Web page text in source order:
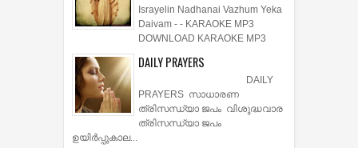
Israyelin Nadhanai Vazhum Yeka
Daivam - - KARAOKE MP3
DOWNLOAD KARAOKE MP3
DAILY PRAYERS
DAILY
PRAYERS സാധാരണ
ത്രിസന്ധ്യാ ജപം വിശുദ്ധവാര
ത്രിസന്ധ്യാ ജപം
ഉയിര്‍പ്പുകാല...